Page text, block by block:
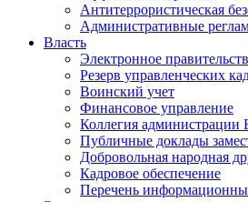
Антитеррористическая
Административные
Власть
Электронное
Резерв управленческих
Воинский учет
Финансовое управление
Коллегия администрации
Публичные доклады
Добровольная народная
Кадровое обеспечение
Перечень